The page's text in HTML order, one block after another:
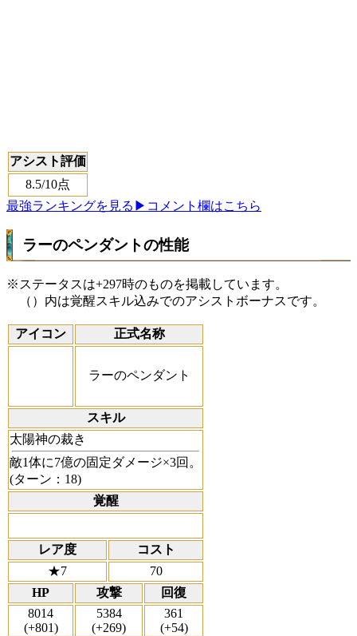
アシスト評価
8.5/10点
最強ランキングを見る ▶コメント欄はこちら
ラーのペンダントの性能
※ステータスは+297時のものを掲載しています。
（）内は覚醒スキル込みでのアシストボーナスです。
アイコン 正式名称
ラーのペンダント
スキル
太陽神の裁き
敵1体に7億の固定ダメージ×3回。
(ターン：18)
覚醒
レア度
コスト
★7
70
HP
攻撃
回復
8014
(+801)
5384
(+269)
361
(+54)